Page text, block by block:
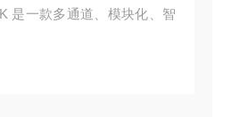
是一款多通道、模块化、智